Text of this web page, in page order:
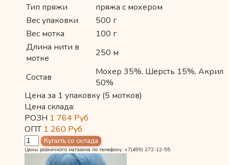
Тип пряжи
пряжа с мохером
Вес упаковки
500 г
Вес мотка
100 г
Длина нити в
мотке
250 м
Состав
Мохер 35%, Шерсть 15%, Акрил
50%
Цена за 1 упаковку (5 мотков)
Цена склада:
РОЗН 1 764 Руб
ОПТ 1 260 Руб
Цены розничного магазина по телефону: +7(499) 272-12-55